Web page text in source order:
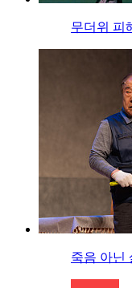
무더위 피
죽음 아닌